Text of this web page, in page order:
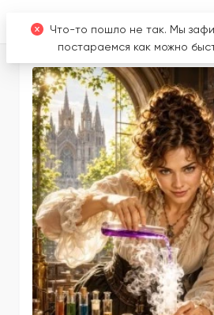
Что-то пошло не так. Мы
постараемся как можно